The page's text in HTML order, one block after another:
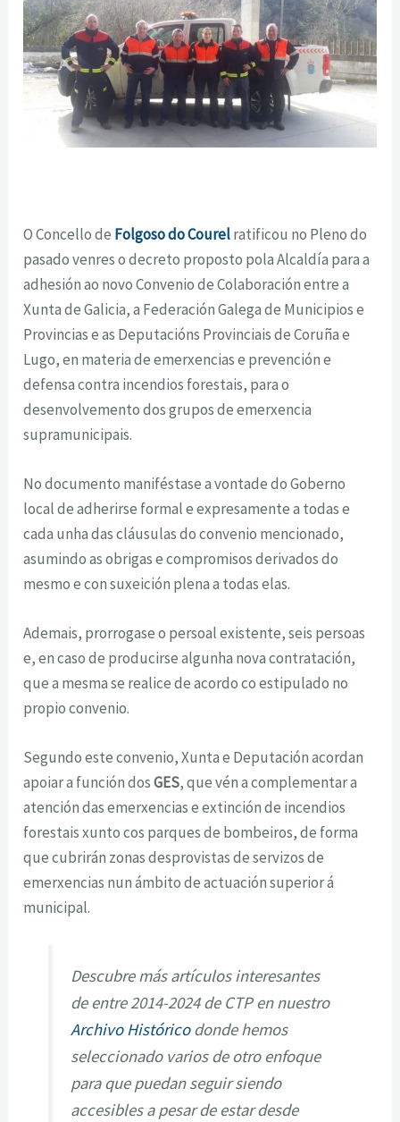
O Concello de Folgoso do Courelratificou no Pleno do
pasado venres o decreto proposto pola Alcaldía para a
adhesión ao novo Convenio de Colaboración entre a
Xunta de Galicia, a Federación Galega de Municipios e
Provincias e as Deputacións Provinciais de Coruña e
Lugo, en materia de emerxencias e prevención e
defensa contra incendios forestais, para o
desenvolvemento dos grupos de emerxencia
supramunicipais.
No documento maniféstase a vontade do Goberno
local de adherirse formal e expresamente a todas e
cada unha das cláusulas do convenio mencionado,
asumindo as obrigas e compromisos derivados do
mesmo e con suxeición plena a todas elas.
Ademais, prorrogase o persoal existente, seis persoas
e, en caso de producirse algunha nova contratación,
que a mesma se realice de acordo co estipulado no
propio convenio.
Segundo este convenio, Xunta e Deputación acordan
apoiar a función dosGES, que vén a complementar a
atención das emerxencias e extinción de incendios
forestais xunto cos parques de bombeiros, de forma
que cubrirán zonas desprovistas de servizos de
emerxencias nun ámbito de actuación superior á
municipal.
Descubre más artículos interesantes
de entre 2014-2024 de CTP en nuestro
Archivo Históricodonde hemos
seleccionado varios de otro enfoque
para que puedan seguir siendo
accesibles a pesar de estar desde